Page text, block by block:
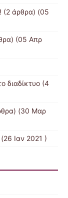
(2 άρθρα) (05
(05 Απρ
διαδίκτυο (4
(30 Μαρ
Ιαν 2021 )